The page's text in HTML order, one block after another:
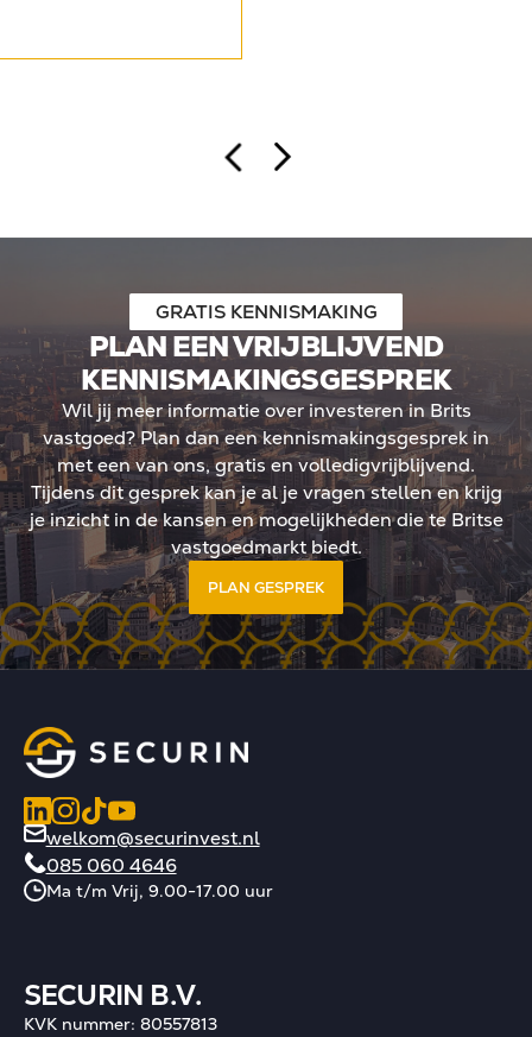
met strengere
geen jaarlijkse
maar belasting
kern: meer regie, meer
positionering in
begeleid, buitenlandse
GRATIS KENNISMAKING
PLAN EEN VRIJBLIJVEND
KENNISMAKINGSGESPREK
Wil jij meer informatie over investeren in Brits
vastgoed? Plan dan een kennismakingsgesprek in
met een van ons, gratis en volledigvrijblijvend.
Tijdens dit gesprek kan je al je vragen stellen en krijg
je inzicht in de kansen en mogelijkheden die te Britse
vastgoedmarkt biedt.
PLAN GESPREK
welkom@securinvest.nl
085 060 4646
Ma t/m Vrij, 9.00-17.00 uur
SECURIN B.V.
KVK nummer: 80557813